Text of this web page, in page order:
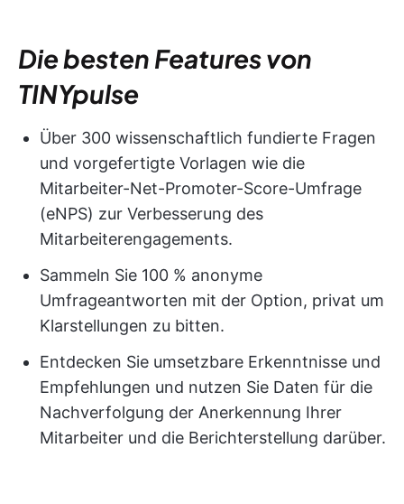
Die besten Features von
TINYpulse
Über 300 wissenschaftlich fundierte Fragen
und vorgefertigte Vorlagen wie die
Mitarbeiter-Net-Promoter-Score-Umfrage
(eNPS) zur Verbesserung des
Mitarbeiterengagements.
Sammeln Sie 100 % anonyme
Umfrageantworten mit der Option, privat um
Klarstellungen zu bitten.
Entdecken Sie umsetzbare Erkenntnisse und
Empfehlungen und nutzen Sie Daten für die
Nachverfolgung der Anerkennung Ihrer
Mitarbeiter und die Berichterstellung darüber.